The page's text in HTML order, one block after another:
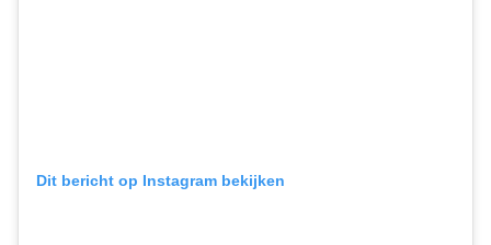
Dit bericht op Instagram bekijken